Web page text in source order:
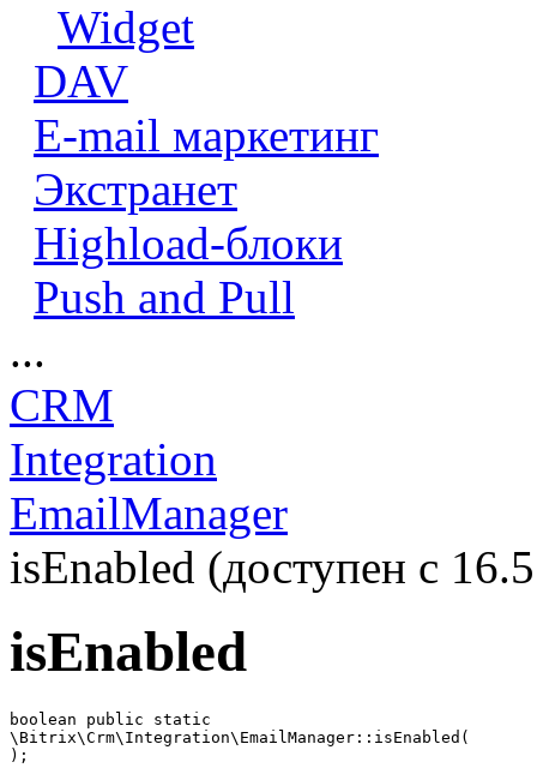
Widget
DAV
E-mail маркетинг
Экстранет
Highload-блоки
Push and Pull
...
CRM
Integration
EmailManager
isEnabled (доступен с
isEnabled
boolean public static
\Bitrix\Crm\Integration\EmailManager::isEnabled(